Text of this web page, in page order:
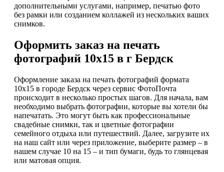
дополнительными услугами, например, печатью фото
без рамки или созданием коллажей из нескольких ваших
снимков.
Оформить заказ на печать
фотографий 10х15 в г Бердск
Оформление заказа на печать фотографий формата
10х15 в городе Бердск через сервис ФотоПочта
происходит в несколько простых шагов. Для начала, вам
необходимо выбрать фотографии, которые вы хотели бы
напечатать. Это могут быть как профессиональные
свадебные снимки, так и цветные фотографии
семейного отдыха или путешествий. Далее, загрузите их
на наш сайт или через приложение, выберите размер – в
нашем случае 10 на 15 – и тип бумаги, будь то глянцевая
или матовая опция.